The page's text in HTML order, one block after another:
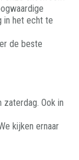
in het echt te
de beste
zaterdag. Ook in
kijken ernaar